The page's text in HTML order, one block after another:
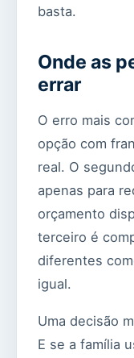
basta.
Onde as
errar
O erro mais
opção com
real. O
apenas para
orçamento
terceiro é
diferentes
igual.
Uma decisão
E se a família